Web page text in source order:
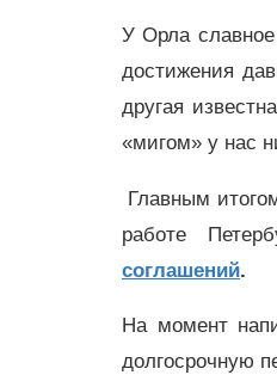
У Орла
достижения
другая
«мигом» у нас
Главным
работе
соглашений.
На момент
долгосрочную